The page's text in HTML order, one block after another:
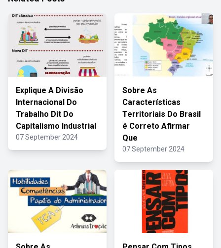
Explique A Divisão
Internacional Do
Trabalho Dit Do
Capitalismo Industrial
07 September 2024
Sobre As
Características
Territoriais Do Brasil
é Correto Afirmar
Que
07 September 2024